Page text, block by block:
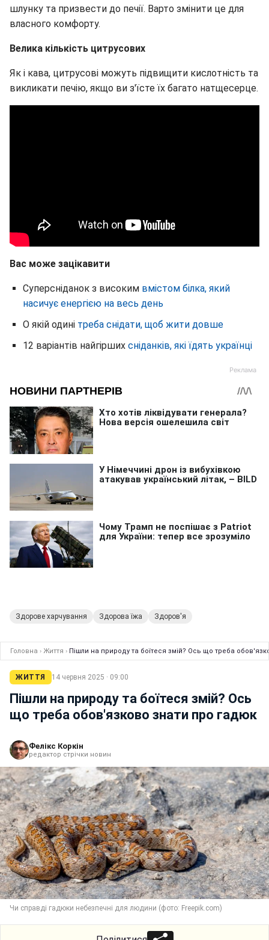
шлунку та призвести до печії. Варто змінити це для
власного комфорту.
Велика кількість цитрусових
Як і кава, цитрусові можуть підвищити кислотність та
викликати печію, якщо ви з'їсте їх багато натщесерце.
Вас може зацікавити
Суперсніданок з високим вмістом білка, який
насичує енергією на весь день
О якій одині треба снідати, щоб жити довше
12 варіантів найгірших сніданків, які їдять українці
Здорове харчування Здорова їжа Здоров'я
Головна › Життя › Пішли на природу та боїтеся змій? Ось що треба
ЖИТТЯ 14 червня 2025 · 09:00
Пішли на природу та боїтеся змій? Ось
що треба обов'язково знати про гадюк
Фелікс Коркін
редактор стрічки новин
Чи справді гадюки небезпечні для людини (фото: Freepik.com)